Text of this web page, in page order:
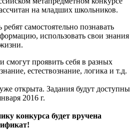
на младших школьников.
самостоятельно познавать
использовать свои знания
смогут проявить себя в разных
естествознание, логика и т.д.
открыта. Задания будут доступны
2016 г.
конкурса будет вручена